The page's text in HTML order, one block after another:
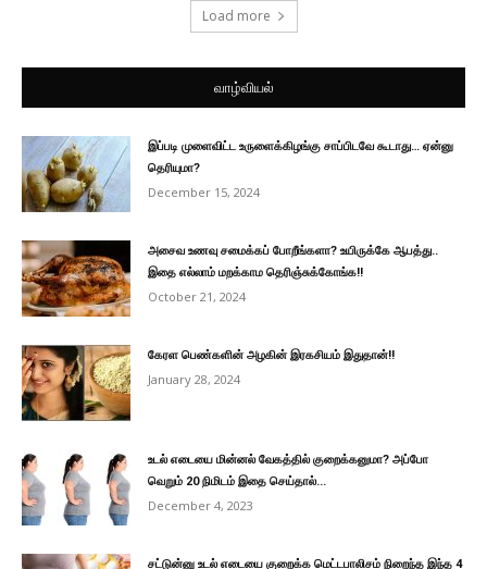
Load more
வாழ்வியல்
இப்படி முளைவிட்ட உருளைக்கிழங்கு சாப்பிடவே கூடாது… ஏன்னு
தெரியுமா?
December 15, 2024
அசைவ உணவு சமைக்கப் போறீங்களா? உயிருக்கே ஆபத்து..
இதை எல்லாம் மறக்காம தெரிஞ்சுக்கோங்க!!
October 21, 2024
கேரள பெண்களின் அழகின் இரகசியம் இதுதான்!!
January 28, 2024
உடல் எடையை மின்னல் வேகத்தில் குறைக்கனுமா? அப்போ
வெறும் 20 நிமிடம் இதை செய்தால்...
December 4, 2023
சட்டுன்னு உடல் எடையை குறைக்க மெட்டபாலிசம் நிறைந்த இந்த 4